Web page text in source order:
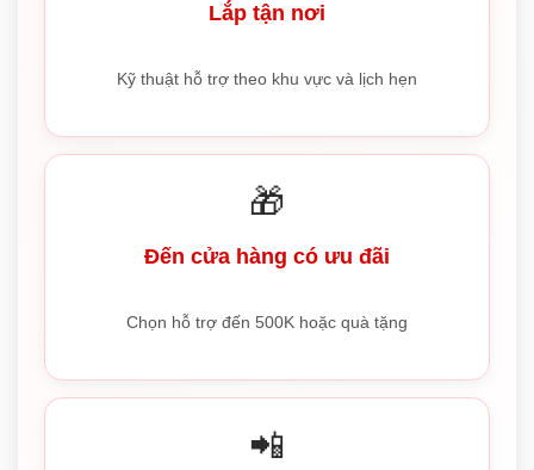
Lắp tận nơi
Kỹ thuật hỗ trợ theo khu vực và lịch hẹn
🎁
Đến cửa hàng có ưu đãi
Chọn hỗ trợ đến 500K hoặc quà tặng
📲